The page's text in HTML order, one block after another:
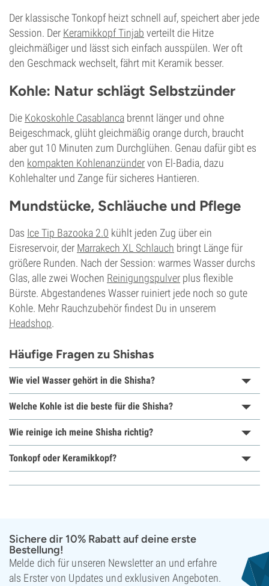
Der klassische Tonkopf heizt schnell auf, speichert aber jede
Session. Der Keramikkopf Tinjab verteilt die Hitze
gleichmäßiger und lässt sich einfach ausspülen. Wer oft
den Geschmack wechselt, fährt mit Keramik besser.
Kohle: Natur schlägt Selbstzünder
Die Kokoskohle Casablanca brennt länger und ohne
Beigeschmack, glüht gleichmäßig orange durch, braucht
aber gut 10 Minuten zum Durchglühen. Genau dafür gibt es
den kompakten Kohlenanzündervon El-Badia, dazu
Kohlehalter und Zange für sicheres Hantieren.
Mundstücke, Schläuche und Pflege
Das Ice Tip Bazooka 2.0 kühlt jeden Zug über ein
Eisreservoir, der Marrakech XL Schlauch bringt Länge für
größere Runden. Nach der Session: warmes Wasser durchs
Glas, alle zwei Wochen Reinigungspulver plus flexible
Bürste. Abgestandenes Wasser ruiniert jede noch so gute
Kohle. Mehr Rauchzubehör findest Du in unserem
Headshop.
Häufige Fragen zu Shishas
Wie viel Wasser gehört in die Shisha?
Welche Kohle ist die beste für die Shisha?
Wie reinige ich meine Shisha richtig?
Tonkopf oder Keramikkopf?
Sichere dir 10% Rabatt auf deine erste
Bestellung!
Melde dich für unseren Newsletter an und erfahre
als Erster von Updates und exklusiven Angeboten.